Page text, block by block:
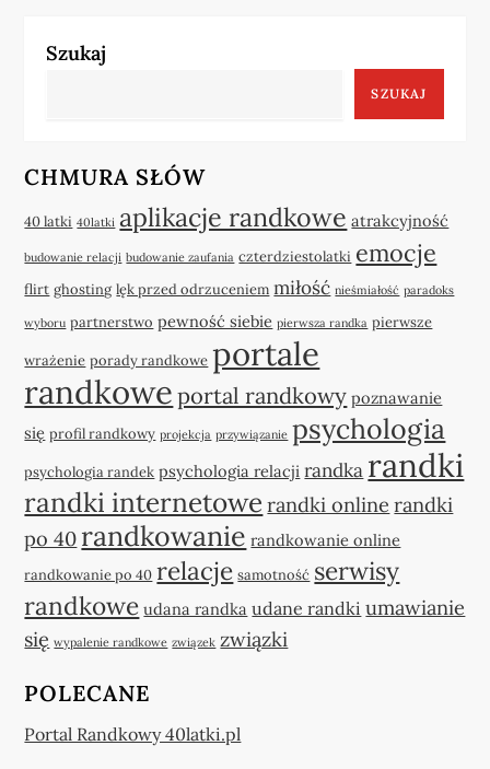
Szukaj
SZUKAJ
CHMURA SŁÓW
40 latki 40latki aplikacje randkowe atrakcyjność
budowanie relacji budowanie zaufania czterdziestolatki emocje
flirt ghosting lęk przed odrzuceniem miłość nieśmiałość paradoks
wyboru partnerstwo pewność siebie pierwsza randka pierwsze
wrażenie porady randkowe portale
randkowe portal randkowy poznawanie
się profil randkowy projekcja przywiązanie psychologia
psychologia randek psychologia relacji randka randki
randki internetowe randki online randki
po 40 randkowanie randkowanie online
randkowanie po 40 relacje samotność serwisy
randkowe udana randka udane randki umawianie
się wypalenie randkowe związek związki
POLECANE
Portal Randkowy 40latki.pl